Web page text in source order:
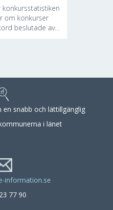
om konkurser
beslutade av
en snabb och lättillgänglig
i länet
information.se
77 90